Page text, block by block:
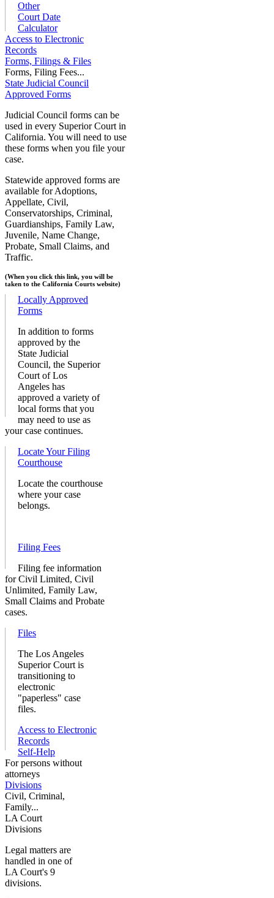
Other
Court Date
Calculator
Access to Electronic
Records
Forms, Filings & Files
Forms, Filing Fees...
State Judicial Council
Approved Forms
Judicial Council forms can be
used in every Superior Court in
California. You will need to use
these forms when you file your
case.
Statewide approved forms are
available for Adoptions,
Appellate, Civil,
Conservatorships, Criminal,
Guardianships, Family Law,
Juvenile, Name Change,
Probate, Small Claims, and
Traffic.
(When you click this link, you will be
taken to the California Courts website)
Locally Approved
Forms
In addition to forms
approved by the
State Judicial
Council, the Superior
Court of Los
Angeles has
approved a variety of
local forms that you
may need to use as
your case continues.
Locate Your Filing
Courthouse
Locate the courthouse
where your case
belongs.
Filing Fees
Filing fee information
for Civil Limited, Civil
Unlimited, Family Law,
Small Claims and Probate
cases.
Files
The Los Angeles
Superior Court is
transitioning to
electronic
"paperless" case
files.
Access to Electronic
Records
Self-Help
For persons without
attorneys
Divisions
Civil, Criminal,
Family...
LA Court
Divisions
Legal matters are
handled in one of
LA Court's 9
divisions.